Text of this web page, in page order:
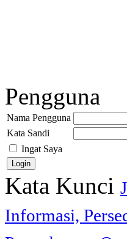
Pengguna
Nama Pengguna
Kata Sandi
Ingat Saya
Kata Kunci
Informasi,